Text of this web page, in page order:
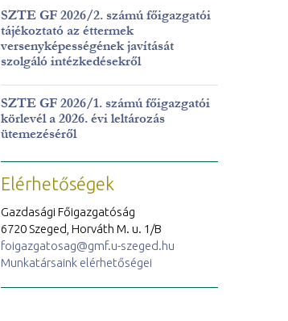
SZTE GF 2026/2. számú főigazgatói
tájékoztató az éttermek
versenyképességének javítását
szolgáló intézkedésekről
SZTE GF 2026/1. számú főigazgatói
körlevél a 2026. évi leltározás
ütemezéséről
Elérhetőségek
Gazdasági Főigazgatóság
6720 Szeged, Horváth M. u. 1/B
foigazgatosag@gmf.u-szeged.hu
Munkatársaink elérhetőségei